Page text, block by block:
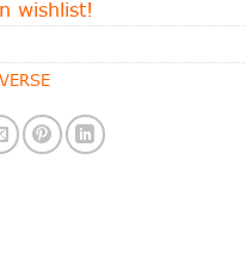
wishlist!